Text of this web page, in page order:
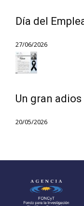
Día del
27/06/2026
Un gran
20/05/2026